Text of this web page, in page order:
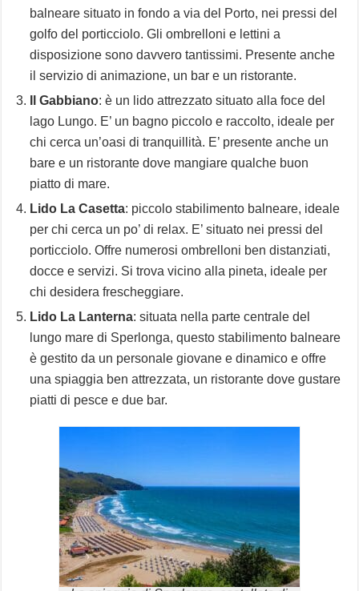
balneare situato in fondo a via del Porto, nei pressi del
golfo del porticciolo. Gli ombrelloni e lettini a
disposizione sono davvero tantissimi. Presente anche
il servizio di animazione, un bar e un ristorante.
Il Gabbiano: è un lido attrezzato situato alla foce del
lago Lungo. E’ un bagno piccolo e raccolto, ideale per
chi cerca un’oasi di tranquillità. E’ presente anche un
bare e un ristorante dove mangiare qualche buon
piatto di mare.
Lido La Casetta: piccolo stabilimento balneare, ideale
per chi cerca un po’ di relax. E’ situato nei pressi del
porticciolo. Offre numerosi ombrelloni ben distanziati,
docce e servizi. Si trova vicino alla pineta, ideale per
chi desidera frescheggiare.
Lido La Lanterna: situata nella parte centrale del
lungo mare di Sperlonga, questo stabilimento balneare
è gestito da un personale giovane e dinamico e offre
una spiaggia ben attrezzata, un ristorante dove gustare
piatti di pesce e due bar.